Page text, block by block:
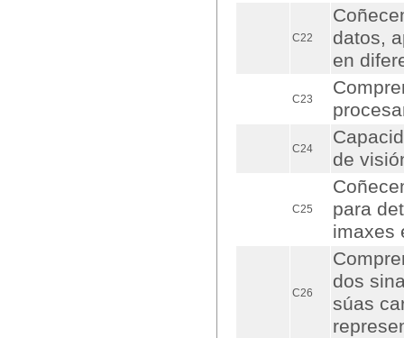
C22
datos,
en
C23
C24
de
C25
para
imaxes
C26
dos
súas